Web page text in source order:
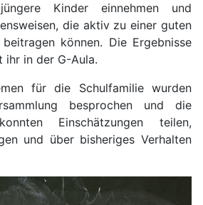
Kinder einnehmen und
die aktiv zu einer guten
können. Die Ergebnisse
ihr in der G-Aula.
für die Schulfamilie wurden
besprochen und die
Einschätzungen teilen,
und über bisheriges Verhalten